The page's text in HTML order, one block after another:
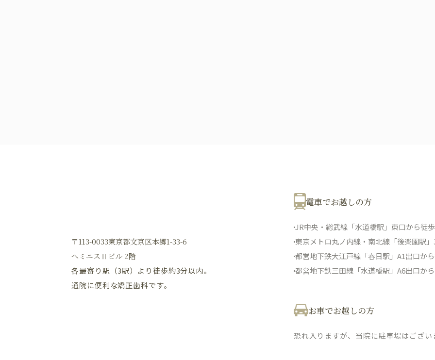
〒113-0033東京都文京区本郷1-33-6
へミニスⅡビル 2階
各最寄り駅（3駅）より徒歩約3分以内。
通院に便利な矯正歯科です。
電車でお越しの方
JR中央・総武線「水道橋駅」東口から徒
東京メトロ丸ノ内線・南北線「後楽園駅
都営地下鉄大江戸線「春日駅」A1出口か
都営地下鉄三田線「水道橋駅」A6出口か
お車でお越しの方
恐れ入りますが、当院に駐車場はござ